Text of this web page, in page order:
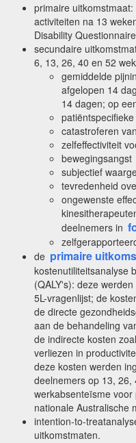
primaire
activiteiten na 13
Disability
secundaire
6, 13, 26, 40 en 52
gemiddelde
afgelopen 14
14 dagen; op
catastroferen
zelfeffectiviteit
bewegingsangst
subjectief
tevredenheid
ongewenste
deelnemers in
de primaire
kostenutiliteitsanalyse
(QALY's): deze
5L-vragenlijst; de
de directe
aan de behandeling
de indirecte kosten
verliezen in
deze kosten werden
deelnemers op 13, 26,
werkabsenteïsme
nationale Australische
intention-to-
uitkomstmaten.